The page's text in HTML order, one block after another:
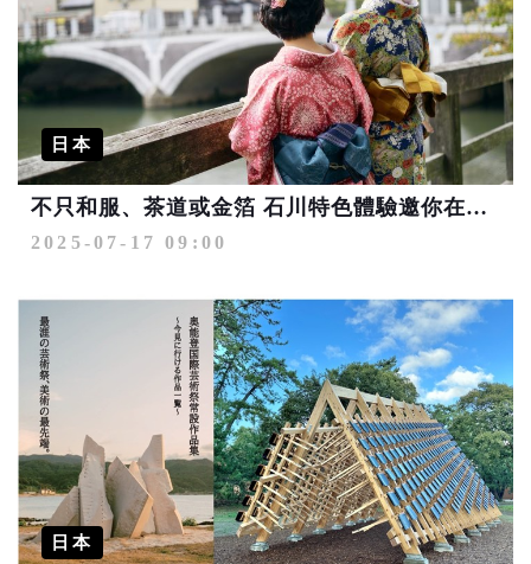
日本
不只和服、茶道或金箔 石川特色體驗邀你在米其林料亭和金澤藝妓互動
2025-07-17 09:00
日本